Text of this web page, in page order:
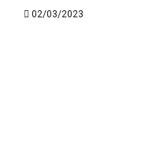
02/03/2023